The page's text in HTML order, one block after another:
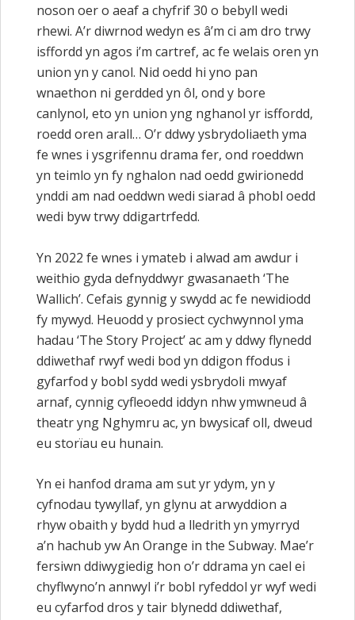
noson oer o aeaf a chyfrif 30 o bebyll wedi
rhewi. A’r diwrnod wedyn es â’m ci am dro trwy
isffordd yn agos i’m cartref, ac fe welais oren yn
union yn y canol. Nid oedd hi yno pan
wnaethon ni gerdded yn ôl, ond y bore
canlynol, eto yn union yng nghanol yr isffordd,
roedd oren arall… O’r ddwy ysbrydoliaeth yma
fe wnes i ysgrifennu drama fer, ond roeddwn
yn teimlo yn fy nghalon nad oedd gwirionedd
ynddi am nad oeddwn wedi siarad â phobl oedd
wedi byw trwy ddigartrfedd.
Yn 2022 fe wnes i ymateb i alwad am awdur i
weithio gyda defnyddwyr gwasanaeth ‘The
Wallich’. Cefais gynnig y swydd ac fe newidiodd
fy mywyd. Heuodd y prosiect cychwynnol yma
hadau ‘The Story Project’ ac am y ddwy flynedd
ddiwethaf rwyf wedi bod yn ddigon ffodus i
gyfarfod y bobl sydd wedi ysbrydoli mwyaf
arnaf, cynnig cyfleoedd iddyn nhw ymwneud â
theatr yng Nghymru ac, yn bwysicaf oll, dweud
eu storïau eu hunain.
Yn ei hanfod drama am sut yr ydym, yn y
cyfnodau tywyllaf, yn glynu at arwyddion a
rhyw obaith y bydd hud a lledrith yn ymyrryd
a’n hachub yw An Orange in the Subway. Mae’r
fersiwn ddiwygiedig hon o’r ddrama yn cael ei
chyflwyno’n annwyl i’r bobl ryfeddol yr wyf wedi
eu cyfarfod dros y tair blynedd ddiwethaf,